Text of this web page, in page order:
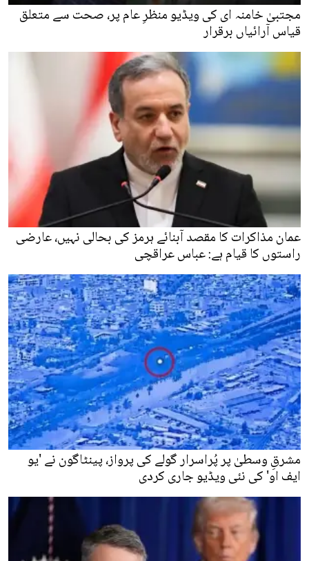
مجتبیٰ خامنہ ای کی ویڈیو منظرِ عام پر، صحت سے متعلق
قیاس آرائیاں برقرار
عمان مذاکرات کا مقصد آبنائے ہرمز کی بحالی نہیں، عارضی
راستوں کا قیام ہے: عباس عراقچی
مشرقِ وسطیٰ پر پُراسرار گولے کی پرواز، پینٹاگون نے 'یو
ایف او' کی نئی ویڈیو جاری کردی